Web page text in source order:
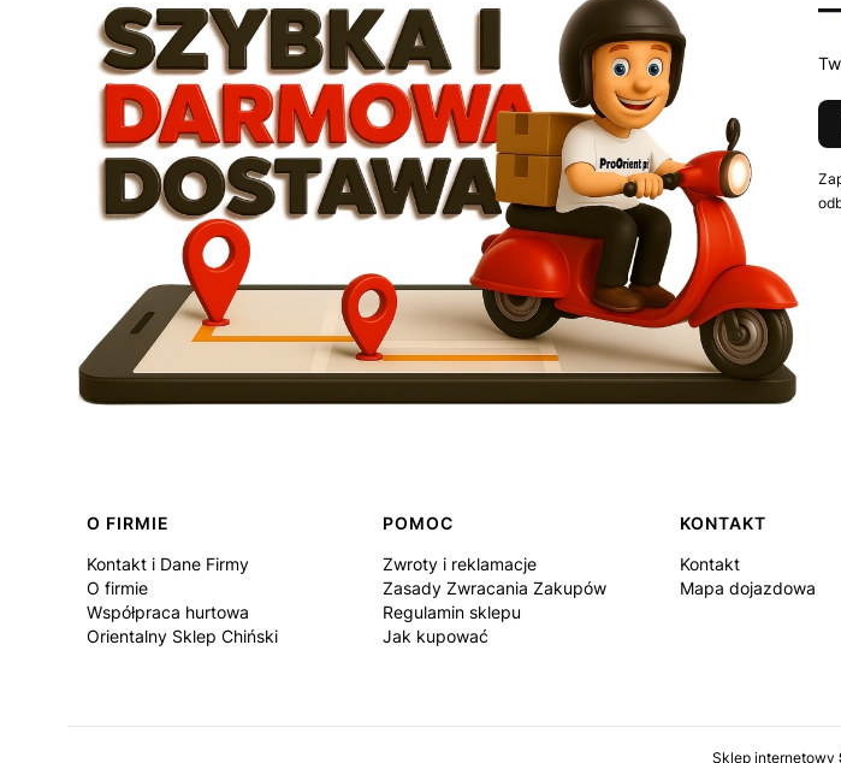
Linki w stopce
O FIRMIE
Kontakt i Dane Firmy
O firmie
Współpraca hurtowa
Orientalny Sklep Chiński
POMOC
Zwroty i reklamacje
Zasady Zwracania Zakupów
Regulamin sklepu
Jak kupować
KONTAKT
Kontakt
Mapa dojazdowa
Sklep internetowy